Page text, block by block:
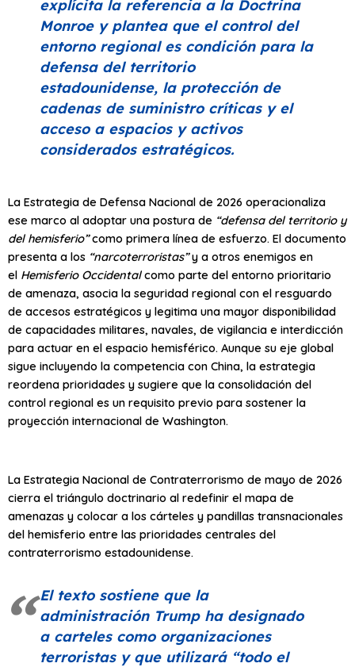
explícita la referencia a la Doctrina
Monroe y plantea que el control del
entorno regional es condición para la
defensa del territorio
estadounidense, la protección de
cadenas de suministro críticas y el
acceso a espacios y activos
considerados estratégicos.
La Estrategia de Defensa Nacional de 2026 operacionaliza
ese marco al adoptar una postura de “defensa del territorio y
del hemisferio”como primera línea de esfuerzo. El documento
presenta a los “narcoterroristas”y a otros enemigos en
el Hemisferio Occidentalcomo parte del entorno prioritario
de amenaza, asocia la seguridad regional con el resguardo
de accesos estratégicos y legitima una mayor disponibilidad
de capacidades militares, navales, de vigilancia e interdicción
para actuar en el espacio hemisférico. Aunque su eje global
sigue incluyendo la competencia con China, la estrategia
reordena prioridades y sugiere que la consolidación del
control regional es un requisito previo para sostener la
proyección internacional de Washington.
La Estrategia Nacional de Contraterrorismo de mayo de 2026
cierra el triángulo doctrinario al redefinir el mapa de
amenazas y colocar a los cárteles y pandillas transnacionales
del hemisferio entre las prioridades centrales del
contraterrorismo estadounidense.
El texto sostiene que la
administración Trump ha designado
a carteles como organizaciones
terroristas y que utilizará “todo el